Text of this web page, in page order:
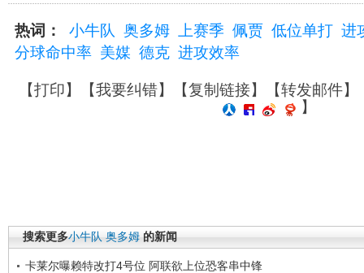
热词： 小牛队 奥多姆 上赛季 佩贾 低位单打 进
分球命中率 美媒 德克 进攻效率
【打印】【我要纠错】【复制链接】【转发邮件】
】
搜索更多小牛队 奥多姆 的新闻
卡莱尔曝赖特改打4号位 阿联欲上位恐客串中锋